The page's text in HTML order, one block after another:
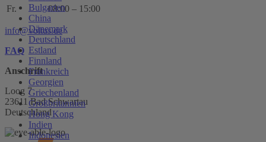
Bulgarien
China
Dänemark
Deutschland
Estland
Finnland
Frankreich
Georgien
Griechenland
Großbritannien
Hong Kong
Indien
Indonesien
Fr.
08:00 – 15:00
info@voltus.de
FAQ
Anschrift
Loog 7
23611 Bad Schwartau
Deutschland